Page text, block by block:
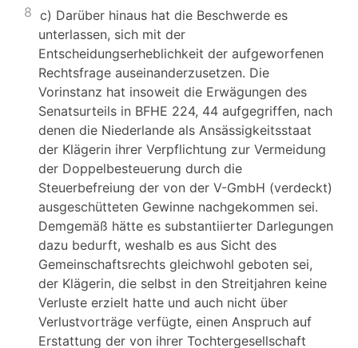
8 c) Darüber hinaus hat die Beschwerde es
unterlassen, sich mit der
Entscheidungserheblichkeit der aufgeworfenen
Rechtsfrage auseinanderzusetzen. Die
Vorinstanz hat insoweit die Erwägungen des
Senatsurteils in BFHE 224, 44 aufgegriffen, nach
denen die Niederlande als Ansässigkeitsstaat
der Klägerin ihrer Verpflichtung zur Vermeidung
der Doppelbesteuerung durch die
Steuerbefreiung der von der V-GmbH (verdeckt)
ausgeschütteten Gewinne nachgekommen sei.
Demgemäß hätte es substantiierter Darlegungen
dazu bedurft, weshalb es aus Sicht des
Gemeinschaftsrechts gleichwohl geboten sei,
der Klägerin, die selbst in den Streitjahren keine
Verluste erzielt hatte und auch nicht über
Verlustvorträge verfügte, einen Anspruch auf
Erstattung der von ihrer Tochtergesellschaft